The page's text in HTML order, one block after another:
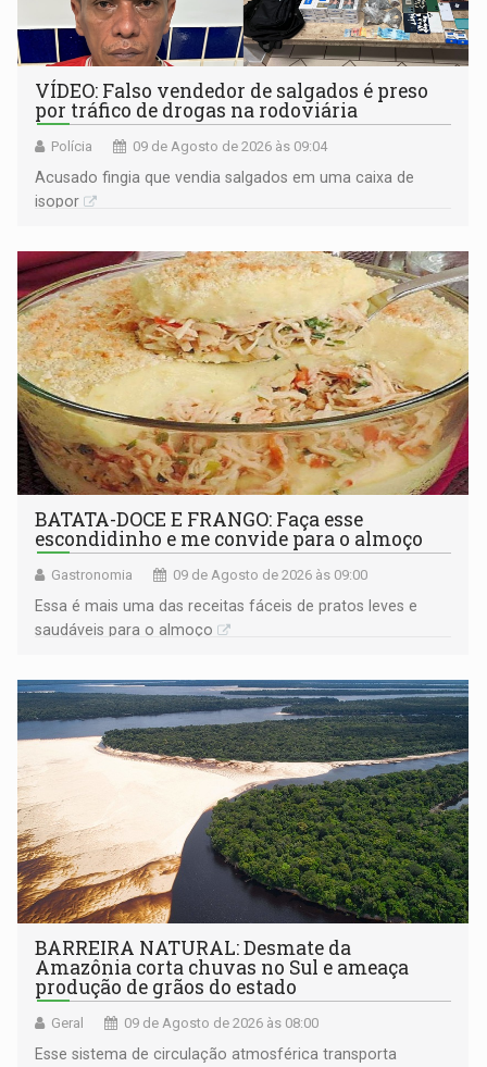
VÍDEO: Falso vendedor de salgados é preso
por tráfico de drogas na rodoviária
Polícia 09 de Agosto de 2026 às 09:04
Acusado fingia que vendia salgados em uma caixa de
isopor
BATATA-DOCE E FRANGO: Faça esse
escondidinho e me convide para o almoço
Gastronomia 09 de Agosto de 2026 às 09:00
Essa é mais uma das receitas fáceis de pratos leves e
saudáveis para o almoço
BARREIRA NATURAL: Desmate da
Amazônia corta chuvas no Sul e ameaça
produção de grãos do estado
Geral 09 de Agosto de 2026 às 08:00
Esse sistema de circulação atmosférica transporta